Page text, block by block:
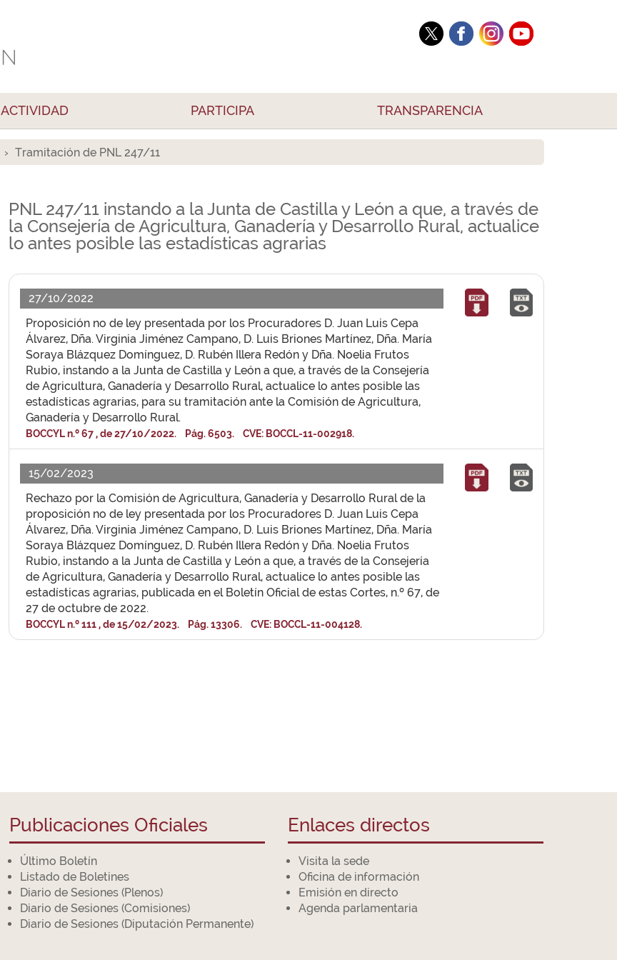
ACTIVIDAD PARTICIPA TRANSPARENCIA
Tramitación de PNL 247/11
PNL 247/11 instando a la Junta de Castilla y León a que, a través de
la Consejería de Agricultura, Ganadería y Desarrollo Rural, actualice
lo antes posible las estadísticas agrarias
27/10/2022
Proposición no de ley presentada por los Procuradores D. Juan Luis Cepa
Álvarez, Dña. Virginia Jiménez Campano, D. Luis Briones Martínez, Dña. María
Soraya Blázquez Domínguez, D. Rubén Illera Redón y Dña. Noelia Frutos
Rubio, instando a la Junta de Castilla y León a que, a través de la Consejería
de Agricultura, Ganadería y Desarrollo Rural, actualice lo antes posible las
estadísticas agrarias, para su tramitación ante la Comisión de Agricultura,
Ganadería y Desarrollo Rural.
BOCCYL n.º 67 , de 27/10/2022. Pág. 6503. CVE: BOCCL-11-002918.
15/02/2023
Rechazo por la Comisión de Agricultura, Ganadería y Desarrollo Rural de la
proposición no de ley presentada por los Procuradores D. Juan Luis Cepa
Álvarez, Dña. Virginia Jiménez Campano, D. Luis Briones Martínez, Dña. María
Soraya Blázquez Domínguez, D. Rubén Illera Redón y Dña. Noelia Frutos
Rubio, instando a la Junta de Castilla y León a que, a través de la Consejería
de Agricultura, Ganadería y Desarrollo Rural, actualice lo antes posible las
estadísticas agrarias, publicada en el Boletín Oficial de estas Cortes, n.º 67, de
27 de octubre de 2022.
BOCCYL n.º 111 , de 15/02/2023. Pág. 13306. CVE: BOCCL-11-004128.
Publicaciones Oficiales
Último Boletín
Listado de Boletines
Diario de Sesiones (Plenos)
Diario de Sesiones (Comisiones)
Diario de Sesiones (Diputación Permanente)
Enlaces directos
Visita la sede
Oficina de información
Emisión en directo
Agenda parlamentaria